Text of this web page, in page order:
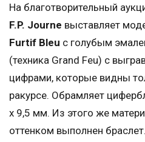
На благотворительный
F.P. Journe выставляет
Furtif Bleu с голубым
(техника Grand Feu) с
цифрами, которые видны
ракурсе. Обрамляет
х 9,5 мм. Из этого же
оттенком выполнен браслет.